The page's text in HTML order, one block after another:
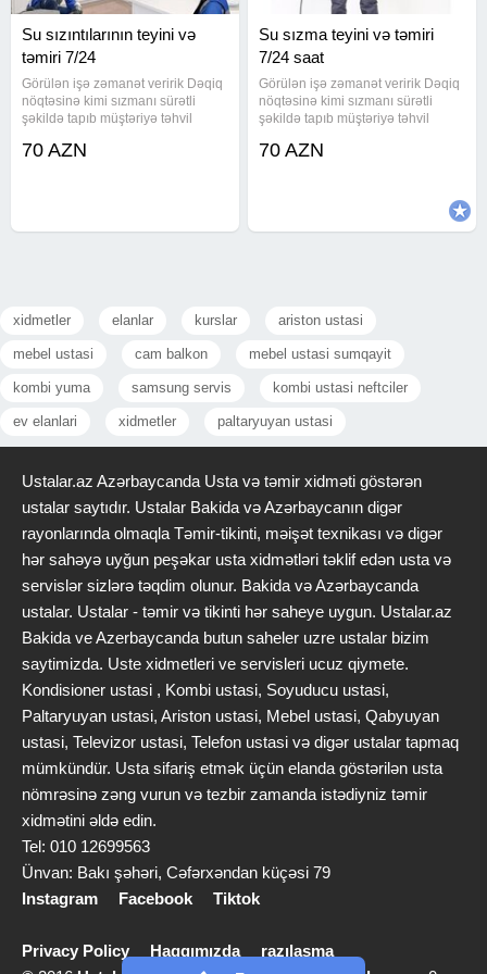
Su sızıntılarının teyini və
təmiri 7/24
Görülən işə zəmanət veririk Dəqiq
nöqtəsinə kimi sızmanı sürətli
şəkildə tapıb müştəriyə təhvil
qiymətlə yalnız biz işləyirik Bakı və
70 AZN
Su sızma teyini və təmiri
7/24 saat
Görülən işə zəmanət veririk Dəqiq
nöqtəsinə kimi sızmanı sürətli
şəkildə tapıb müştəriyə təhvil
qiymətlə yalnız biz işləyirik Bakı və
70 AZN
xidmetler elanlar kurslar ariston ustasi
mebel ustasi cam balkon mebel ustasi sumqayit
kombi yuma samsung servis kombi ustasi neftciler
ev elanlari xidmetler paltaryuyan ustasi
Ustalar.az Azərbaycanda Usta və təmir xidməti göstərən
ustalar saytıdır. Ustalar Bakida və Azərbaycanın digər
rayonlarında olmaqla Təmir-tikinti, məişət texnikası və digər
hər sahəyə uyğun peşəkar usta xidmətləri təklif edən usta və
servislər sizlərə təqdim olunur. Bakida və Azərbaycanda
ustalar. Ustalar - təmir və tikinti hər saheye uygun. Ustalar.az
Bakida ve Azerbaycanda butun saheler uzre ustalar bizim
saytimizda. Uste xidmetleri ve servisleri ucuz qiymete.
Kondisioner ustasi , Kombi ustasi, Soyuducu ustasi,
Paltaryuyan ustasi, Ariston ustasi, Mebel ustasi, Qabyuyan
ustasi, Televizor ustasi, Telefon ustasi və digər ustalar tapmaq
mümkündür. Usta sifariş etmək üçün elanda göstərilən usta
nömrəsinə zəng vurun və tezbir zamanda istədiyniz təmir
xidmətini əldə edin.
Tel: 010 12699563
Ünvan: Bakı şəhəri, Cəfərxəndan küçəsi 79
Instagram
Facebook Tiktok
Privacy Policy Haqqımızda
razılaşma